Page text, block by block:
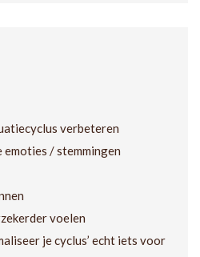
verbeteren
/ stemmingen
voelen
je cyclus’ echt iets voor